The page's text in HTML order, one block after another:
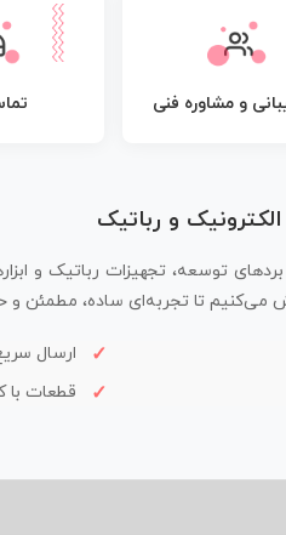
و مشاوره فنی
و رباتیک
بردهای توسعه، تجهیزات رباتیک و
تا تجربه‌ای ساده، مطمئن و
ارسال
قطعات